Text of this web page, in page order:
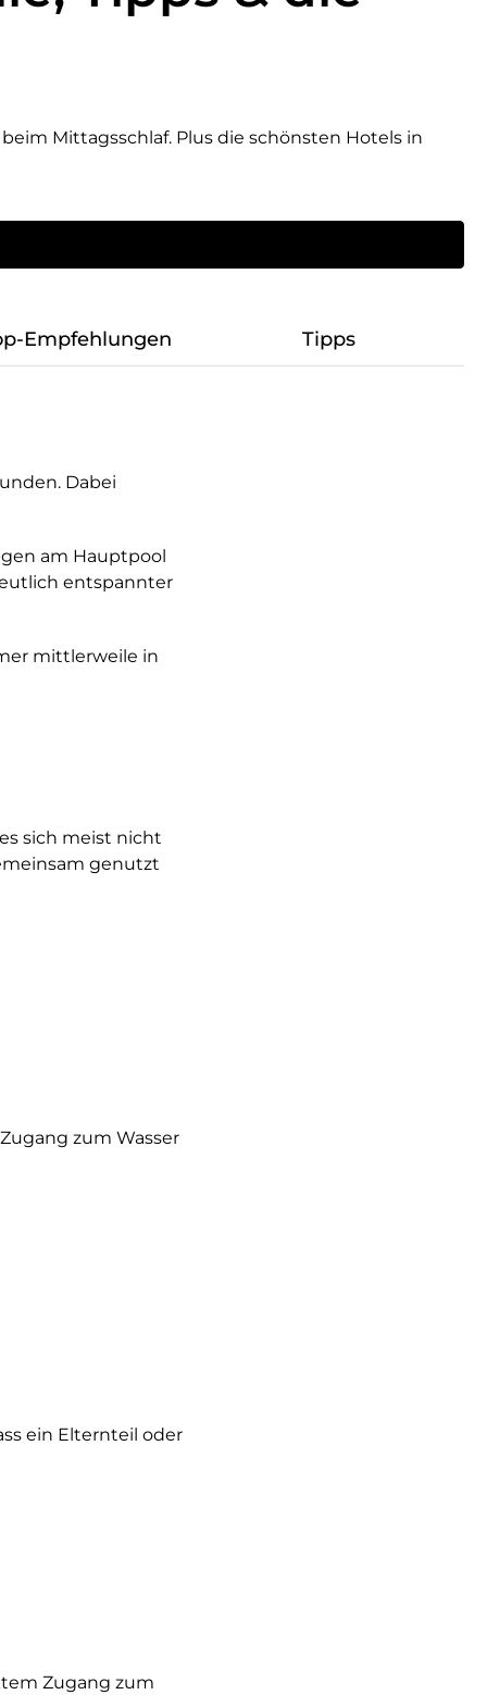
Mittagsschlaf. Plus die schönsten Hotels in
Empfehlungen Tipps
Dabei
am Hauptpool
entspannter
mittlerweile in
sich meist nicht
genutzt
zum Wasser
ein Elternteil oder
Zugang zum